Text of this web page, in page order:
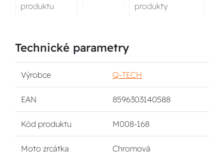
produktu
produkty
Technické parametry
Výrobce Q-TECH
EAN 8596303140588
Kód produktu M008-168
Moto zrcátka Chromová